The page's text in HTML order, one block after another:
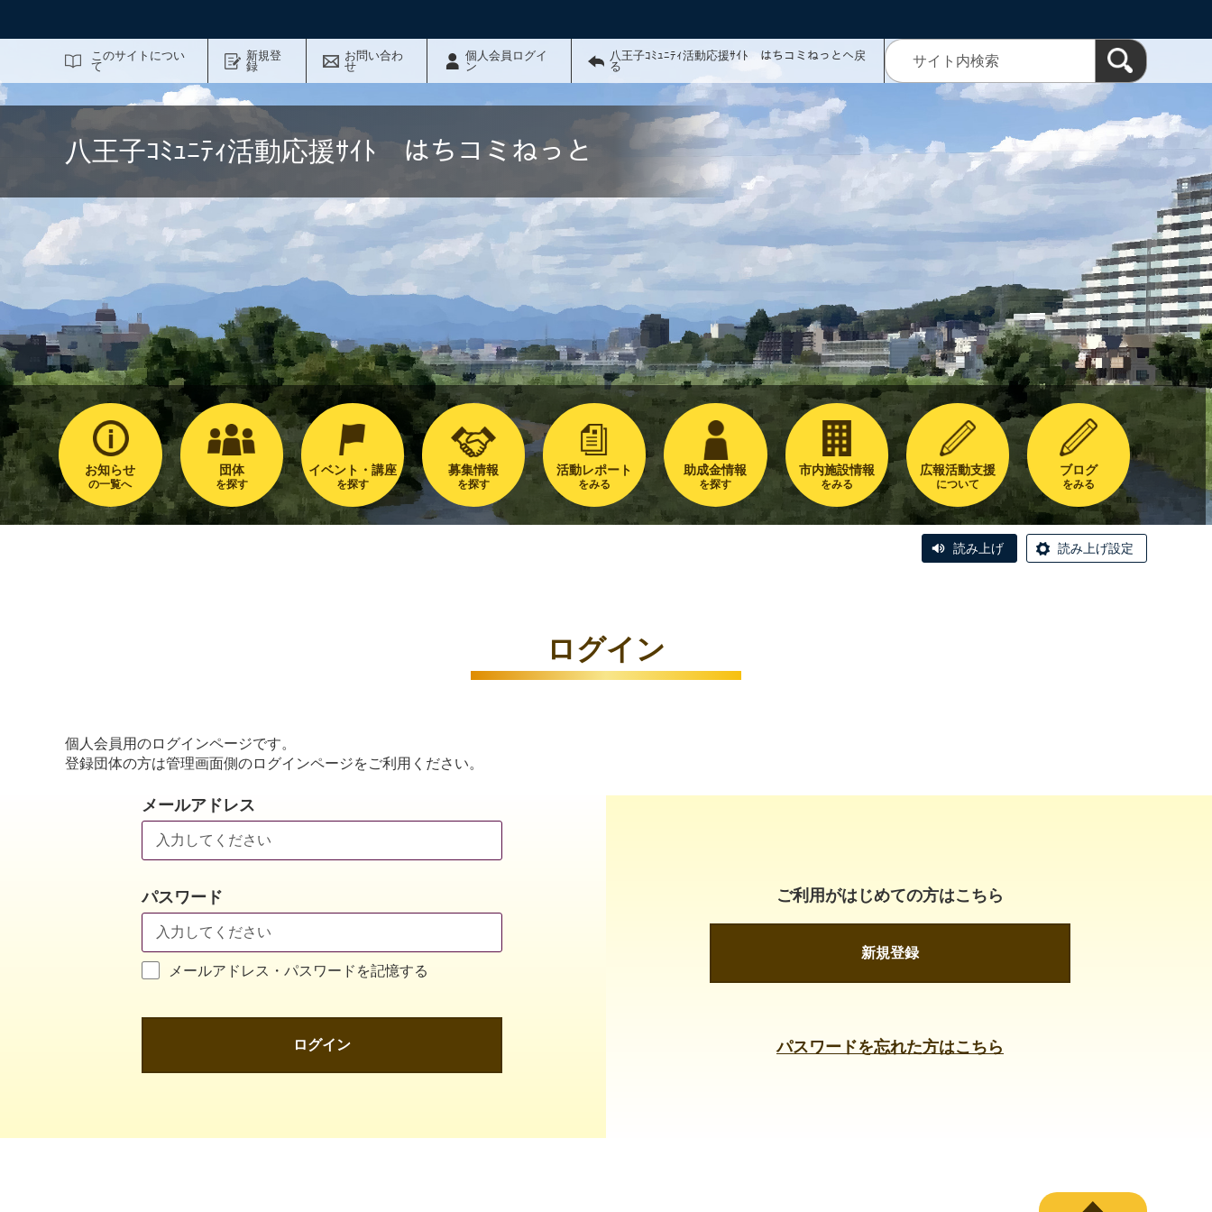
このサイトについ
て
新規登
録
お問い合わ
せ
個人会員ログイ
ン
八王子ｺﾐｭﾆﾃｨ活動応援ｻｲﾄ はちコミねっとへ戻
る
八王子ｺﾐｭﾆﾃｨ活動応援ｻｲﾄ はちコミねっと
お知らせ
の一覧へ
団体
を探す
イベント・講座
を探す
募集情報
を探す
活動レポート
をみる
助成金情報
を探す
市内施設情報
をみる
広報活動支援
について
ブログ
をみる
読み上げ 読み上げ設定
ログイン
個人会員用のログインページです。
登録団体の方は管理画面側のログインページをご利用ください。
メールアドレス
パスワード
メールアドレス・パスワードを記憶する
ログイン
ご利用がはじめての方はこちら
新規登録
パスワードを忘れた方はこちら